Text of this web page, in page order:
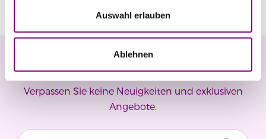
Auswahl erlauben
Ablehnen
Newsletter
Verpassen Sie keine Neuigkeiten und exklusiven
Angebote.